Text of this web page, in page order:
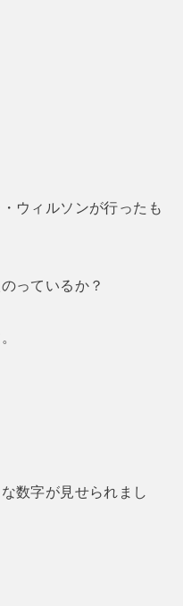
ウィルソンが行ったも
っているか？
数字が見せられまし